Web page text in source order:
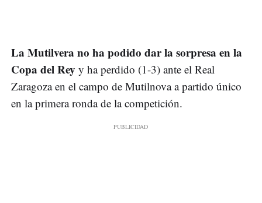
La Mutilvera no ha podido dar la sorpresa en la
Copa del Rey y ha perdido (1-3) ante el Real
Zaragoza en el campo de Mutilnova a partido único
en la primera ronda de la competición.